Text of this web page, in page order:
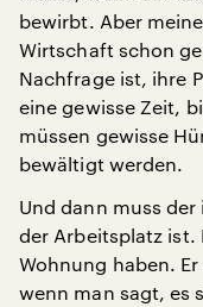
bewirbt. Aber
Wirtschaft schon
Nachfrage ist, ihre
eine gewisse Zeit,
müssen gewisse
bewältigt werden.
Und dann muss
der Arbeitsplatz ist.
Wohnung haben.
wenn man sagt, es